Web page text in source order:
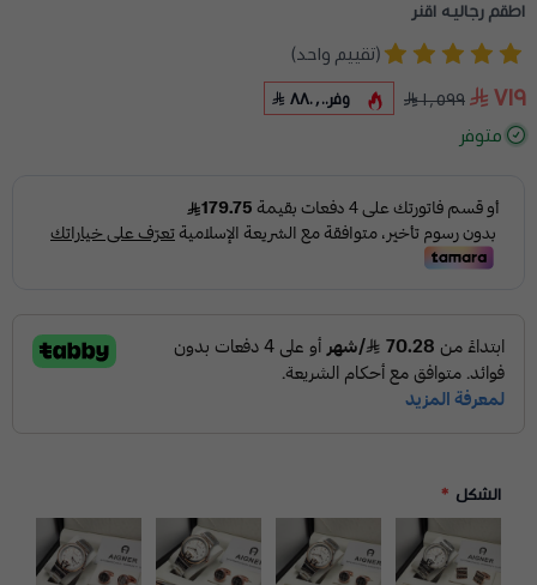
اطقم رجاليه اقنر
(تقييم واحد)
٧١٩ ١٬٥٩٩ وفر ٨٨٠٫٠٠
متوفر
الشكل *